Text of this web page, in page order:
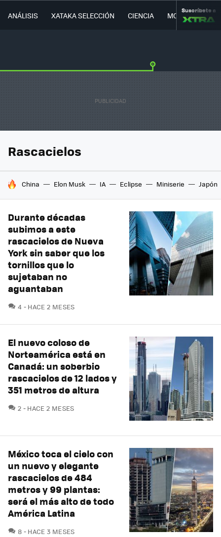
ANÁLISIS XATAKA SELECCIÓN CIENCIA MOVILIDAD
Suscríbete a
Rascacielos
HOY SE HABLA DE
China Elon Musk IA Eclipse Miniserie Japón
Durante décadas
subimos a este
rascacielos de Nueva
York sin saber que los
tornillos que lo
sujetaban no
aguantaban
4 COMENTARIOS
HACE 2 MESES
El nuevo coloso de
Norteamérica está en
Canadá: un soberbio
rascacielos de 12 lados y
351 metros de altura
2 COMENTARIOS
HACE 2 MESES
México toca el cielo con
un nuevo y elegante
rascacielos de 484
metros y 99 plantas:
será el más alto de todo
América Latina
8 COMENTARIOS
HACE 3 MESES